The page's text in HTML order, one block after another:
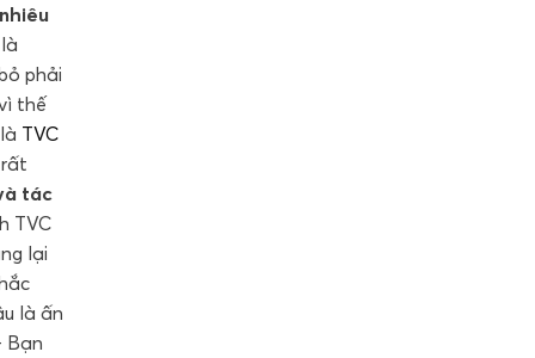
phải
thế
TVC
tác
TVC
lại
là ấn
Bạn